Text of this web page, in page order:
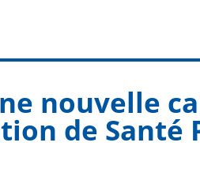
nouvelle
de Santé